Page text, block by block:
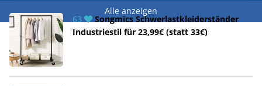
Alle anzeigen
63
Songmics Schwerlastkleiderständer
Industriestil für 23,99€ (statt 33€)